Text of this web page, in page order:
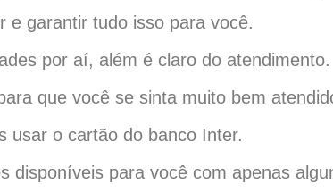
e garantir tudo isso para você.
por aí, além é claro do atendimento.
que você se sinta muito bem
usar o cartão do banco Inter.
disponíveis para você com apenas